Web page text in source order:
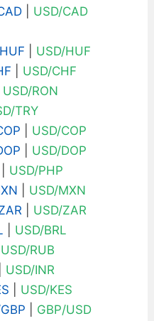
| USD/CAD
USD/HUF
USD/CHF
USD/RON
TRY
USD/COP
USD/DOP
USD/PHP
USD/MXN
USD/ZAR
USD/BRL
USD/RUB
USD/INR
USD/KES
GBP/USD